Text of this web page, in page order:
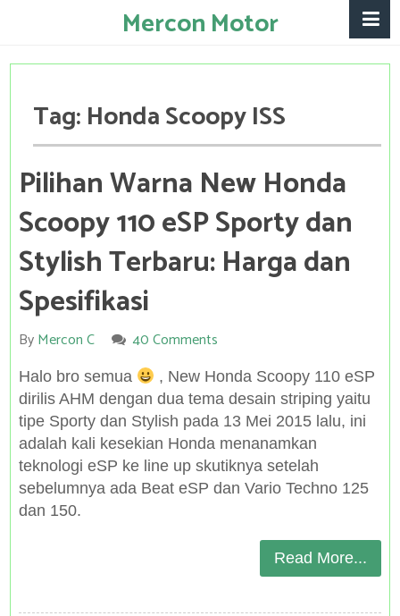
Mercon Motor
Tag:Honda Scoopy ISS
Pilihan Warna New Honda
Scoopy 110 eSP Sporty dan
Stylish Terbaru: Harga dan
Spesifikasi
ByMercon C 40 Comments
Halo bro semua
, New Honda Scoopy 110 eSP
dirilis AHM dengan dua tema desain striping yaitu
tipe Sporty dan Stylish pada 13 Mei 2015 lalu, ini
adalah kali kesekian Honda menanamkan
teknologi eSP ke line up skutiknya setelah
sebelumnya ada Beat eSP dan Vario Techno 125
dan 150.
Read More...